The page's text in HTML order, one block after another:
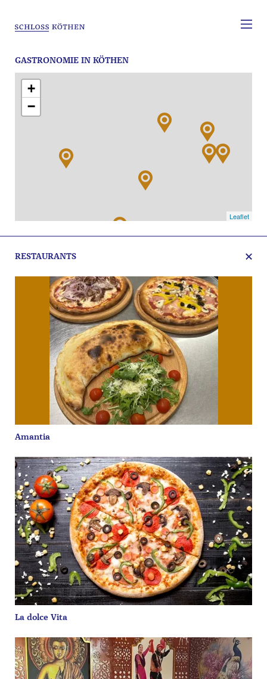
GASTRONOMIE IN KÖTHEN
+
−
Leaflet
RESTAURANTS
Amantia
La dolce Vita